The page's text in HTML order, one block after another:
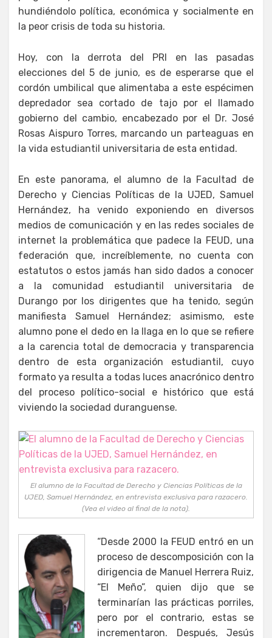
hundiéndolo política, económica y socialmente en
la peor crisis de toda su historia.
Hoy, con la derrota del PRI en las pasadas
elecciones del 5 de junio, es de esperarse que el
cordón umbilical que alimentaba a este espécimen
depredador sea cortado de tajo por el llamado
gobierno del cambio, encabezado por el Dr. José
Rosas Aispuro Torres, marcando un parteaguas en
la vida estudiantil universitaria de esta entidad.
En este panorama, el alumno de la Facultad de
Derecho y Ciencias Políticas de la UJED, Samuel
Hernández, ha venido exponiendo en diversos
medios de comunicación y en las redes sociales de
internet la problemática que padece la FEUD, una
federación que, increíblemente, no cuenta con
estatutos o estos jamás han sido dados a conocer
a la comunidad estudiantil universitaria de
Durango por los dirigentes que ha tenido, según
manifiesta Samuel Hernández; asimismo, este
alumno pone el dedo en la llaga en lo que se refiere
a la carencia total de democracia y transparencia
dentro de esta organización estudiantil, cuyo
formato ya resulta a todas luces anacrónico dentro
del proceso político-social e histórico que está
viviendo la sociedad duranguense.
El alumno de la Facultad de Derecho y Ciencias Políticas de la
UJED, Samuel Hernández, en entrevista exclusiva para razacero.
(Vea el video al final de la nota).
“Desde 2000 la FEUD entró en un
proceso de descomposición con la
dirigencia de Manuel Herrera Ruiz,
“El Meño”, quien dijo que se
terminarían las prácticas porriles,
pero por el contrario, estas se
incrementaron. Después, Jesús